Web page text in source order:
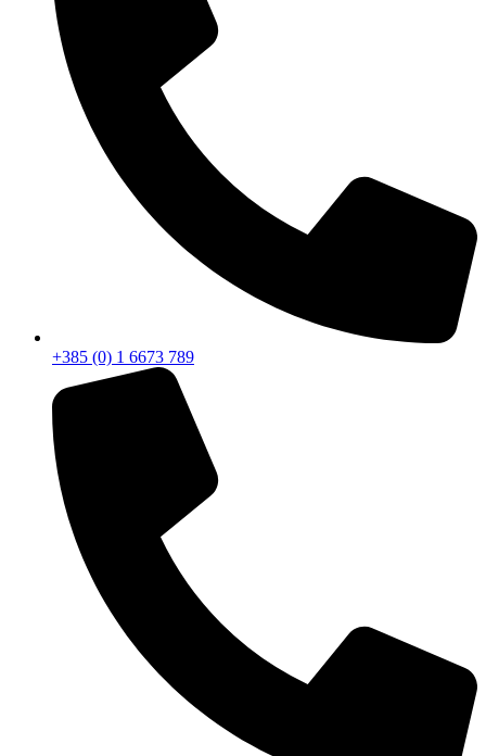
+385 (0) 1 6673 789